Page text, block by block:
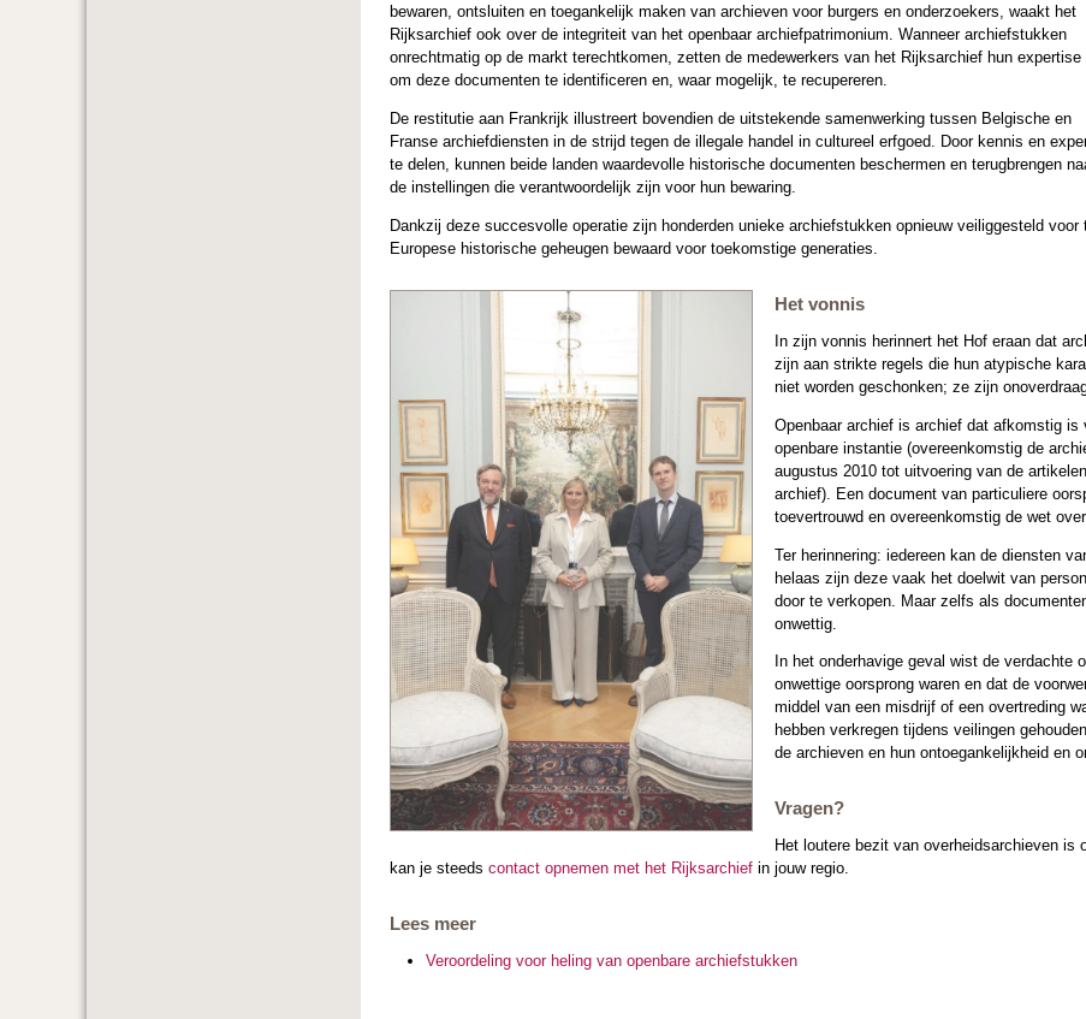
bewaren, ontsluiten en toegankelijk maken van archieven voor burgers en onderzoekers, waakt het
Rijksarchief ook over de integriteit van het openbaar archiefpatrimonium. Wanneer archiefstukken
onrechtmatig op de markt terechtkomen, zetten de medewerkers van het Rijksarchief hun expertise
om deze documenten te identificeren en, waar mogelijk, te recupereren.
De restitutie aan Frankrijk illustreert bovendien de uitstekende samenwerking tussen Belgische en
Franse archiefdiensten in de strijd tegen de illegale handel in cultureel erfgoed. Door kennis en
te delen, kunnen beide landen waardevolle historische documenten beschermen en terugbrengen
de instellingen die verantwoordelijk zijn voor hun bewaring.
Dankzij deze succesvolle operatie zijn honderden unieke archiefstukken opnieuw veiliggesteld
Europese historische geheugen bewaard voor toekomstige generaties.
Het vonnis
In zijn vonnis herinnert het Hof eraan dat
zijn aan strikte regels die hun atypische
niet worden geschonken; ze zijn
Openbaar archief is archief dat afkomstig
openbare instantie (overeenkomstig de
augustus 2010 tot uitvoering van de
archief). Een document van particuliere
toevertrouwd en overeenkomstig de wet
Ter herinnering: iedereen kan de diensten
helaas zijn deze vaak het doelwit van
door te verkopen. Maar zelfs als
onwettig.
In het onderhavige geval wist de
onwettige oorsprong waren en dat de
middel van een misdrijf of een overtreding
hebben verkregen tijdens veilingen
de archieven en hun ontoegankelijkheid en
Vragen?
Het loutere bezit van overheidsarchieven is
kan je steeds contact opnemen met het Rijksarchief in jouw regio.
Lees meer
Veroordeling voor heling van openbare archiefstukken